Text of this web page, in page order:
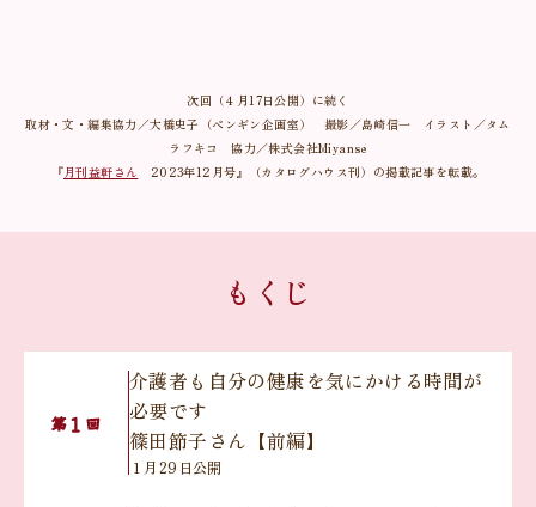
次回（４月17日公開）に続く
取材・文・編集協力／大橋史子（ペンギン企画室） 撮影／島崎信一 イラスト／タム
ラフキコ 協力／株式会社Miyanse
『月刊益軒さん 2023年12月号』（カタログハウス刊）の掲載記事を転載。
もくじ
第１ 回
介護者も自分の健康を気にかける時間が
必要です
篠田節子さん【前編】
１月29日公開